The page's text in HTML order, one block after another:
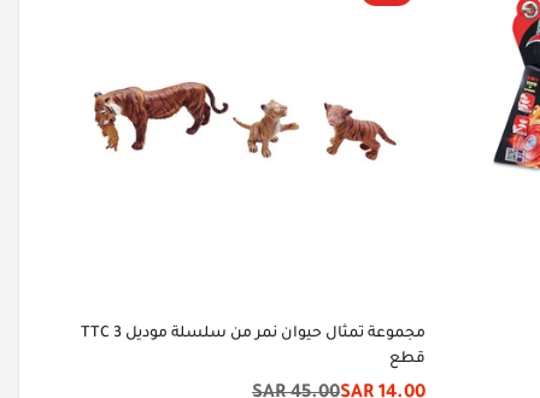
مجموعة تمثال حيوان نمر من سلسلة موديل TTC 3
قطع